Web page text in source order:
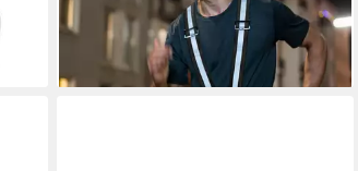
Joggen, für Erwachsene &
Jugendliche